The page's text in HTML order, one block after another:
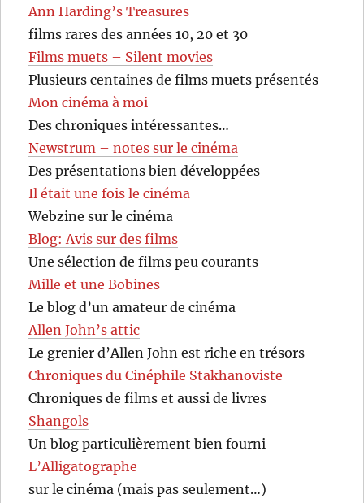
Ann Harding’s Treasures
films rares des années 10, 20 et 30
Films muets – Silent movies
Plusieurs centaines de films muets présentés
Mon cinéma à moi
Des chroniques intéressantes…
Newstrum – notes sur le cinéma
Des présentations bien développées
Il était une fois le cinéma
Webzine sur le cinéma
Blog: Avis sur des films
Une sélection de films peu courants
Mille et une Bobines
Le blog d’un amateur de cinéma
Allen John’s attic
Le grenier d’Allen John est riche en trésors
Chroniques du Cinéphile Stakhanoviste
Chroniques de films et aussi de livres
Shangols
Un blog particulièrement bien fourni
L’Alligatographe
sur le cinéma (mais pas seulement…)